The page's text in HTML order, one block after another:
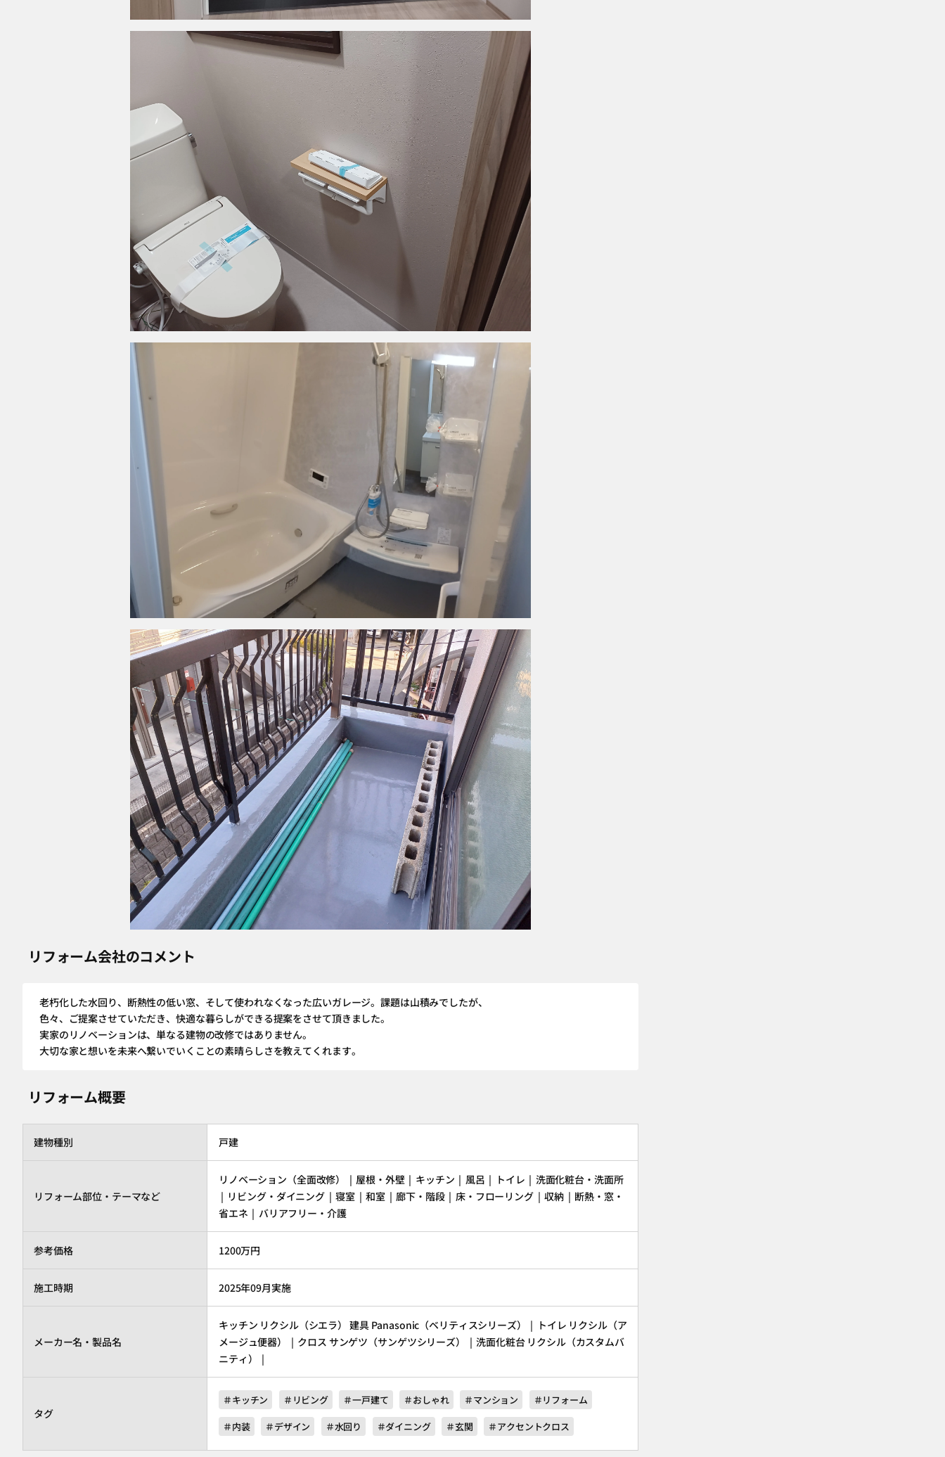
リフォーム会社のコメント
老朽化した水回り、断熱性の低い窓、そして使われなくなった広いガレージ。課題は山積みでしたが、
色々、ご提案させていただき、快適な暮らしができる提案をさせて頂きました。
実家のリノベーションは、単なる建物の改修ではありません。
大切な家と想いを未来へ繋いでいくことの素晴らしさを教えてくれます。
リフォーム概要
建物種別 戸建
リフォーム部位・テーマなど
リノベーション（全面改修） | 屋根・外壁 | キッチン | 風呂 | トイレ | 洗面化粧台・洗面所
| リビング・ダイニング | 寝室 | 和室 | 廊下・階段 | 床・フローリング | 収納 | 断熱・窓・
省エネ | バリアフリー・介護
参考価格 1200万円
施工時期 2025年09月実施
メーカー名・製品名
キッチン リクシル（シエラ） 建具 Panasonic （ベリティスシリーズ） | トイレ リクシル（ア
メージュ便器） | クロス サンゲツ （サンゲツシリーズ） | 洗面化粧台 リクシル（カスタムバ
ニティ） |
タグ
＃キッチン ＃リビング ＃一戸建て ＃おしゃれ ＃マンション
＃リフォーム
＃内装
＃デザイン ＃水回り ＃ダイニング ＃玄関 ＃アクセントクロス